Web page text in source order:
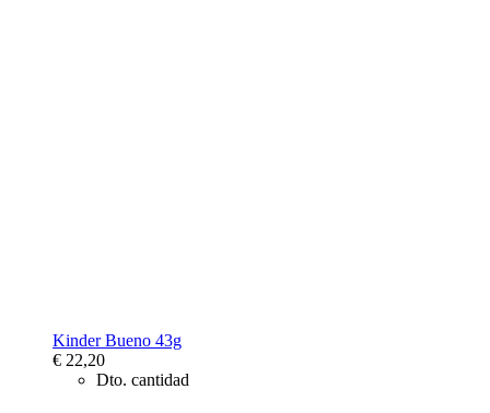
Kinder Bueno 43g
€ 22,20
Dto. cantidad